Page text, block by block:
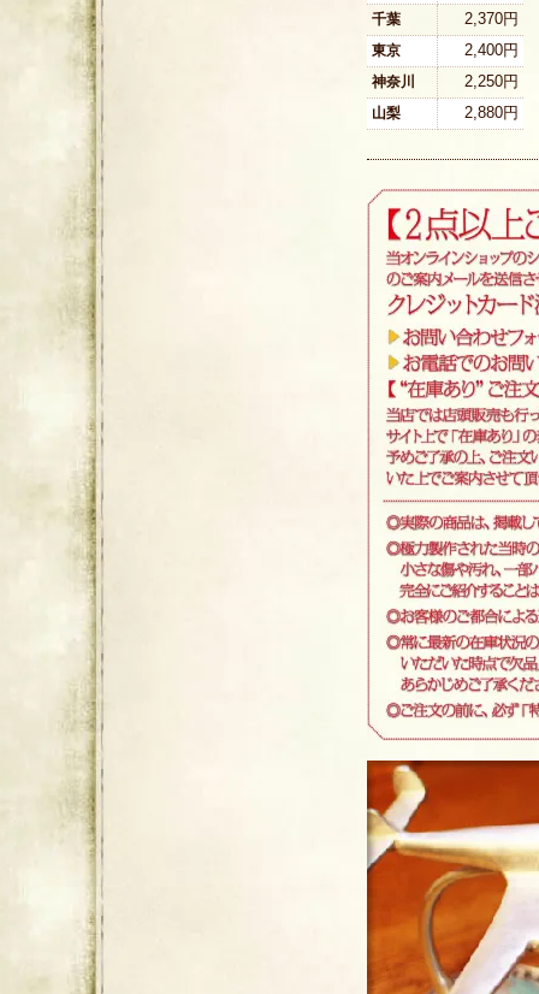
千葉 2,370円
東京 2,400円
神奈川 2,250円
山梨 2,880円